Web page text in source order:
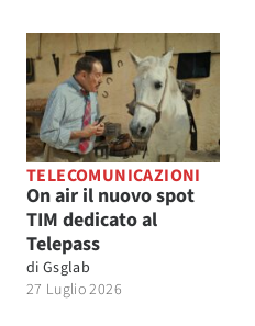
TELECOMUNICAZIONI
On air il nuovo spot
TIM dedicato al
Telepass
di Gsglab
27 Luglio 2026